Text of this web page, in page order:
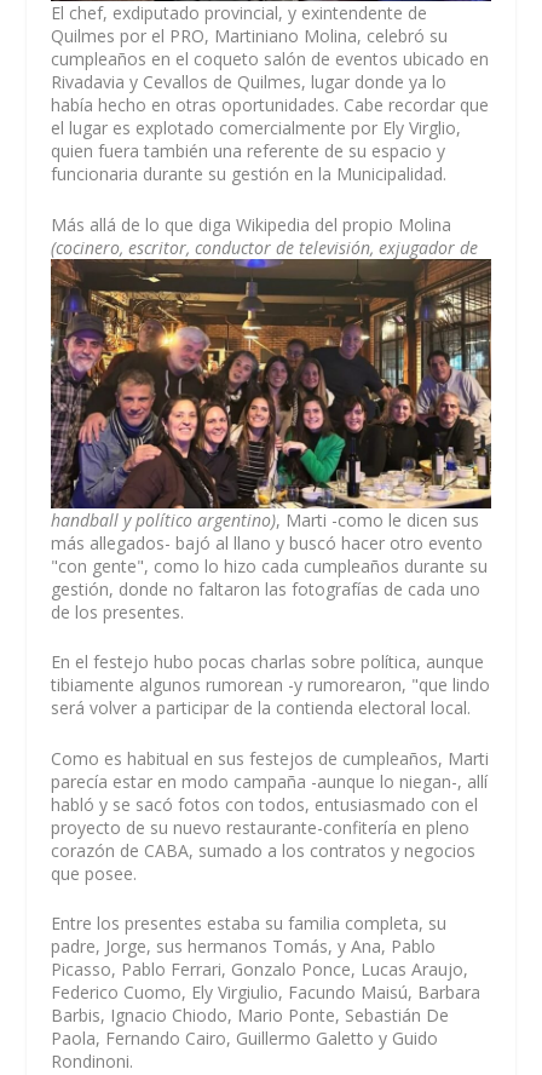
El chef, exdiputado provincial, y exintendente de
Quilmes por el PRO, Martiniano Molina, celebró su
cumpleaños en el coqueto salón de eventos ubicado en
Rivadavia y Cevallos de Quilmes, lugar donde ya lo
había hecho en otras oportunidades. Cabe recordar que
el lugar es explotado comercialmente por Ely Virglio,
quien fuera también una referente de su espacio y
funcionaria durante su gestión en la Municipalidad.
Más allá de lo que diga Wikipedia del propio Molina
(cocinero, escritor, conductor de televisión, exjugador de
handball y político argentino), Marti -como le dicen sus
más allegados- bajó al llano y buscó hacer otro evento
"con gente", como lo hizo cada cumpleaños durante su
gestión, donde no faltaron las fotografías de cada uno
de los presentes.
En el festejo hubo pocas charlas sobre política, aunque
tibiamente algunos rumorean -y rumorearon, "que lindo
será volver a participar de la contienda electoral local.
Como es habitual en sus festejos de cumpleaños, Marti
parecía estar en modo campaña -aunque lo niegan-, allí
habló y se sacó fotos con todos, entusiasmado con el
proyecto de su nuevo restaurante-confitería en pleno
corazón de CABA, sumado a los contratos y negocios
que posee.
Entre los presentes estaba su familia completa, su
padre, Jorge, sus hermanos Tomás, y Ana, Pablo
Picasso, Pablo Ferrari, Gonzalo Ponce, Lucas Araujo,
Federico Cuomo, Ely Virgiulio, Facundo Maisú, Barbara
Barbis, Ignacio Chiodo, Mario Ponte, Sebastián De
Paola, Fernando Cairo, Guillermo Galetto y Guido
Rondinoni.